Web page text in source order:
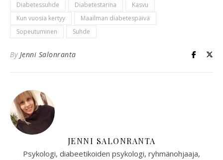
Diabetessuhde Diabetestarina
Kasvu
Kun vuosia kertyy
Maailman diabetespäivä
Sopeutuminen
Suhde
By Jenni Salonranta
JENNI SALONRANTA
Psykologi, diabeetikoiden psykologi, ryhmänohjaaja,